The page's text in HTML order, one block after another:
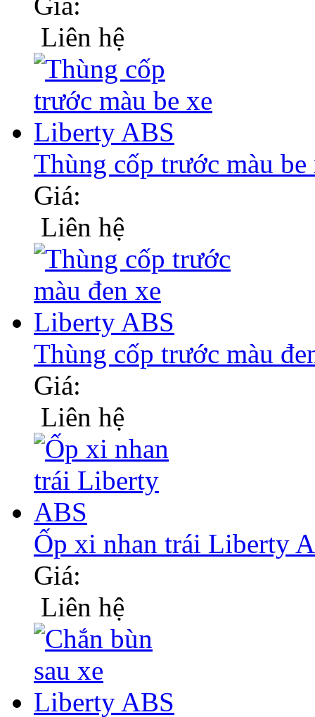
Liên hệ
Thùng cốp trước màu
Giá:
Liên hệ
Thùng cốp trước màu
Giá:
Liên hệ
Ốp xi nhan trái Liberty
Giá:
Liên hệ